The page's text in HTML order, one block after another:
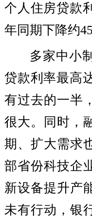
个人住房贷款
年同期下降约
多家中小
贷款利率最高
有过去的一半
很大。同时，
期、扩大需求
部省份科技企
新设备提升产
未有行动，银